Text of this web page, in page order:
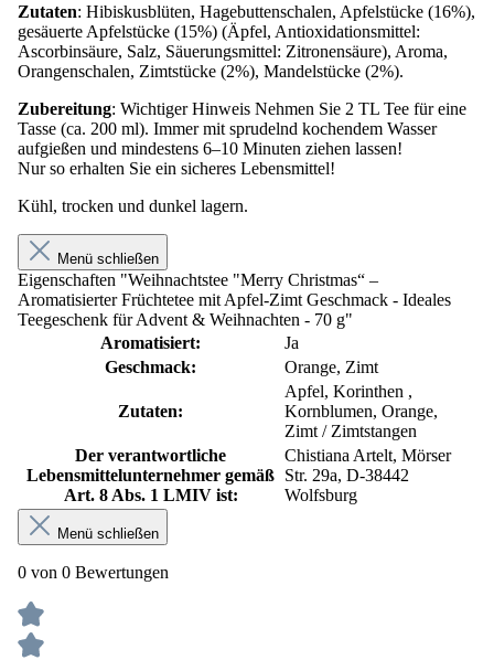
Zutaten: Hibiskusblüten, Hagebuttenschalen, Apfelstücke (16%),
gesäuerte Apfelstücke (15%) (Äpfel, Antioxidationsmittel:
Ascorbinsäure, Salz, Säuerungsmittel: Zitronensäure), Aroma,
Orangenschalen, Zimtstücke (2%), Mandelstücke (2%).
Zubereitung: Wichtiger Hinweis Nehmen Sie 2 TL Tee für eine
Tasse (ca. 200 ml). Immer mit sprudelnd kochendem Wasser
aufgießen und mindestens 6–10 Minuten ziehen lassen!
Nur so erhalten Sie ein sicheres Lebensmittel!
Kühl, trocken und dunkel lagern.
Menü schließen
Eigenschaften "Weihnachtstee "Merry Christmas“ –
Aromatisierter Früchtetee mit Apfel-Zimt Geschmack - Ideales
Teegeschenk für Advent & Weihnachten - 70 g"
Aromatisiert:
Ja
Geschmack:
Orange, Zimt
Zutaten:
Apfel, Korinthen ,
Kornblumen, Orange,
Zimt / Zimtstangen
Der verantwortliche
Lebensmittelunternehmer gemäß
Art. 8 Abs. 1 LMIV ist:
Chistiana Artelt, Mörser
Str. 29a, D-38442
Wolfsburg
Menü schließen
0 von 0 Bewertungen